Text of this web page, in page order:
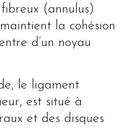
(annulus)
la cohésion
d’un noyau
le ligament
est situé à
et des disques